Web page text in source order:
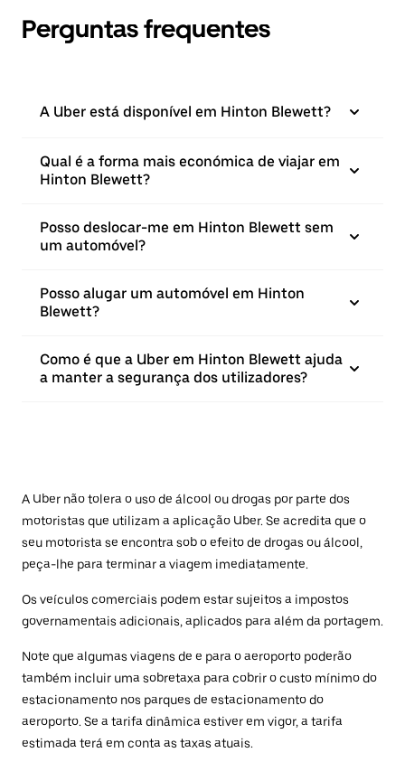
Perguntas frequentes
A Uber está disponível em Hinton Blewett?
Qual é a forma mais económica de viajar em
Hinton Blewett?
Posso deslocar-me em Hinton Blewett sem
um automóvel?
Posso alugar um automóvel em Hinton
Blewett?
Como é que a Uber em Hinton Blewett ajuda
a manter a segurança dos utilizadores?
A Uber não tolera o uso de álcool ou drogas por parte dos
motoristas que utilizam a aplicação Uber. Se acredita que o
seu motorista se encontra sob o efeito de drogas ou álcool,
peça-lhe para terminar a viagem imediatamente.
Os veículos comerciais podem estar sujeitos a impostos
governamentais adicionais, aplicados para além da portagem.
Note que algumas viagens de e para o aeroporto poderão
também incluir uma sobretaxa para cobrir o custo mínimo do
estacionamento nos parques de estacionamento do
aeroporto. Se a tarifa dinâmica estiver em vigor, a tarifa
estimada terá em conta as taxas atuais.